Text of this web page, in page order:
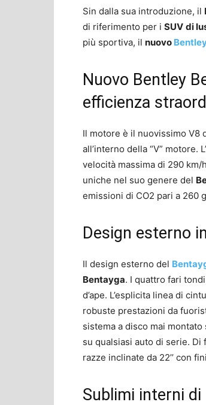
Sin dalla sua introduzione, il
di riferimento per i SUV di
più sportiva, il nuovo
Nuovo Bentley
efficienza
Il motore è il nuovissimo
all’interno della “V” motore.
velocità massima di 290 km/
uniche nel suo genere del
emissioni di CO2 pari a 260
Design esterno
Il design esterno del
Bentayga. I quattro fari
d’ape. L’esplicita linea di
robuste prestazioni da
sistema a disco mai montato
su qualsiasi auto di serie.
razze inclinate da 22’’ con
Sublimi interni